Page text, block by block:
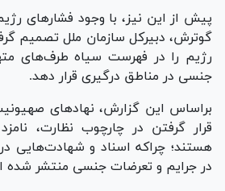
پیش از این نیز، با وجود فشار‌های
گوترش، دبیرکل سازمان ملل تصمیم
رژیم را در فهرست سیاه طرف‌های
جنسی در مناطق درگیری قرار دهد.
براساس این گزارش، نهاد‌های
قرار گرفتن در چارچوب نظارت،
هستند؛ چراکه اسناد و شهادت‌هایی
در جرایم و تعرضات جنسی منتشر